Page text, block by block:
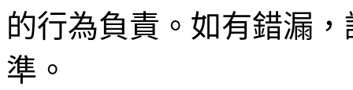
的行為負責。如有錯漏
準。